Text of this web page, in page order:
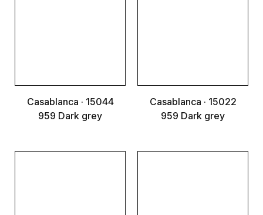
Casablanca · 15044
959 Dark grey
Casablanca · 15022
959 Dark grey